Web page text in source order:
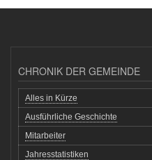
CHRONIK DER GEMEINDE
Alles in Kürze
Ausführliche Geschichte
Mitarbeiter
Jahresstatistiken